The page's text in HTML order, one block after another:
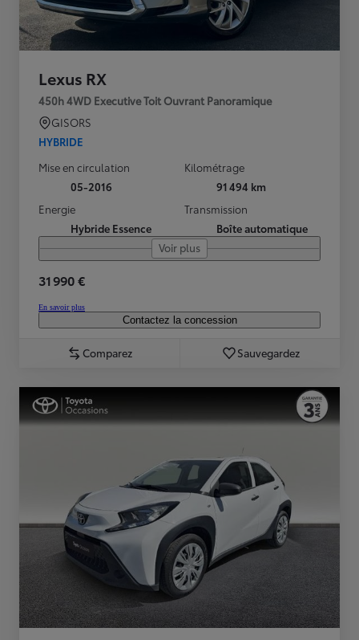
Lexus RX
450h 4WD Executive Toit Ouvrant Panoramique
GISORS
HYBRIDE
Mise en circulation
05-2016
Kilométrage
91 494 km
Energie
Hybride Essence
Transmission
Boîte automatique
Voir plus
31 990 €
En savoir plus
Contactez la concession
Comparez Sauvegardez